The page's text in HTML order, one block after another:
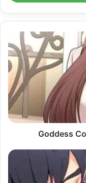
z
t
r
e
d
r
e
s
E
a
Goddess